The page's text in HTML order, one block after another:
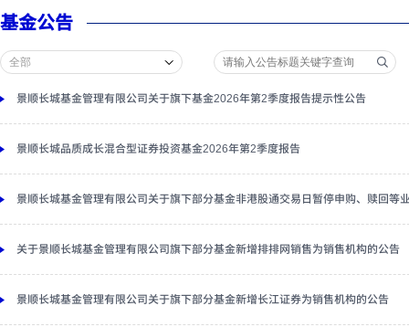
基金公告
景顺长城基金管理有限公司关于旗下基金2026年第2季度报告提示性公告
景顺长城品质成长混合型证券投资基金2026年第2季度报告
景顺长城基金管理有限公司关于旗下部分基金非港股通交易日暂停申购、赎回等
关于景顺长城基金管理有限公司旗下部分基金新增排排网销售为销售机构的公告
景顺长城基金管理有限公司关于旗下部分基金新增长江证券为销售机构的公告